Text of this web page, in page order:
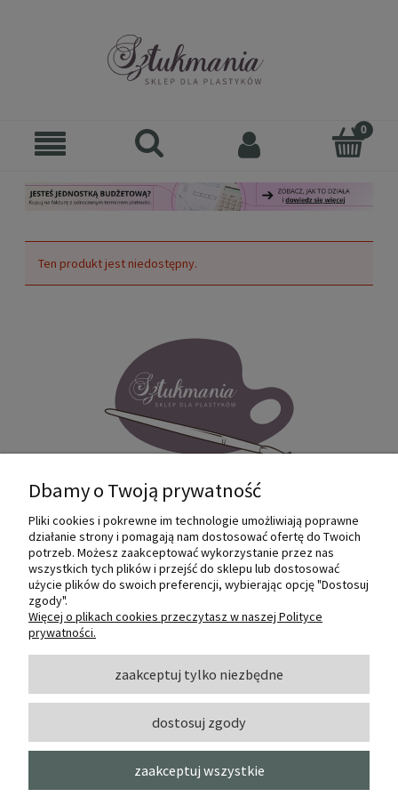
Ten produkt jest niedostępny.
Internetowy sklep dla plastyków
SZTUKMANIA. Profesjonalne artykuły dla
małych i dużych artystów.
O NAS
INFORMACJE I POMOC
MOJE KONTO
Dbamy o Twoją prywatność
Pliki cookies i pokrewne im technologie umożliwiają poprawne
działanie strony i pomagają nam dostosować ofertę do Twoich
potrzeb. Możesz zaakceptować wykorzystanie przez nas
wszystkich tych plików i przejść do sklepu lub dostosować
użycie plików do swoich preferencji, wybierając opcję "Dostosuj
zgody".
Więcej o plikach cookies przeczytasz w naszej Polityce
prywatności.
zaakceptuj tylko niezbędne
dostosuj zgody
zaakceptuj wszystkie